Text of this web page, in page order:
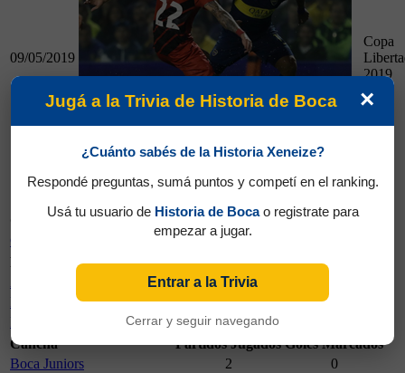
09/05/2019
Boca 2 - Atl. Paranaense 1
Copa
2019
Campeonato Partidos Jugados Goles Marcados
Copa Libertadores 2019
5
Rival
Partidos Jugados Goles Marcados
Atlético Paranaense (Brasil)
2
Liga Deportiva Universitaria
2
1
Cancha
Partidos Jugados Goles Marcados
Boca Juniors
2
0
×
Jugá a la Trivia de Historia de Boca
¿Cuánto sabés de la Historia Xeneize?
Respondé preguntas, sumá puntos y competí en el ranking.
Usá tu usuario de Historia de Bocao registrate para
empezar a jugar.
Entrar a la Trivia
Cerrar y seguir navegando